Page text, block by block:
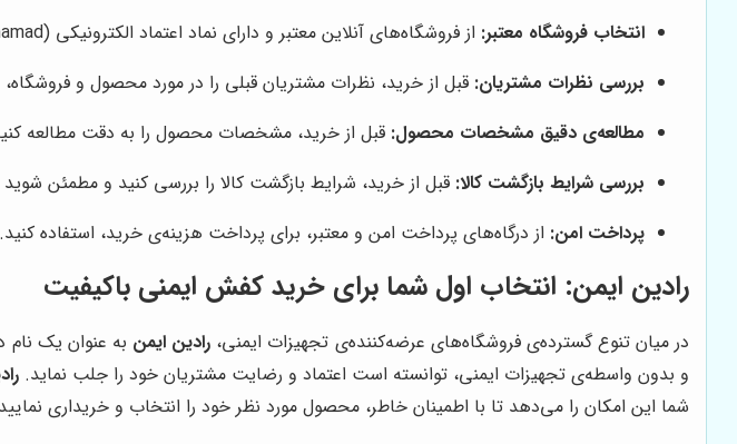
انتخاب فروشگاه معتبر: از فروشگاه‌های آنلاین معتبر و دارای نماد اعتماد الکترونیکی (Enamad) خرید کنید. نماد اعتماد الکترونیکی، نشان‌دهنده‌ی اعتبار و قانونی بودن فعالیت فروشگاه است.
بررسی نظرات مشتریان: قبل از خرید، نظرات مشتریان قبلی را در مورد محصول و
مطالعه‌ی دقیق مشخصات محصول: قبل از خرید، مشخصات محصول را به دقت مطالعه
بررسی شرایط بازگشت کالا: قبل از خرید، شرایط بازگشت کالا را بررسی کنید و مطمئن
پرداخت امن: از درگاه‌های پرداخت امن و معتبر، برای پرداخت هزینه‌ی خرید، استفاده
رادین ایمن: انتخاب اول شما برای خرید کفش ایمنی باکیفیت
در میان تنوع گسترده‌ی فروشگاه‌های عرضه‌کننده‌ی تجهیزات ایمنی، رادین ایمن به عنوان یک
و بدون واسطه‌ی تجهیزات ایمنی، توانسته است اعتماد و رضایت مشتریان خود را جلب نماید.
شما این امکان را می‌دهد تا با اطمینان خاطر، محصول مورد نظر خود را انتخاب و خریداری